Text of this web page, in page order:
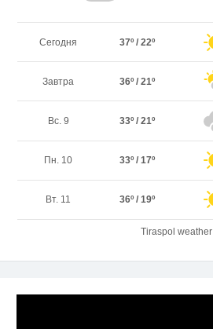
Сегодня 37º / 22º
Завтра 36º / 21º
Вс. 9 33º / 21º
Пн. 10 33º / 17º
Вт. 11 36º / 19º
Tiraspol weather